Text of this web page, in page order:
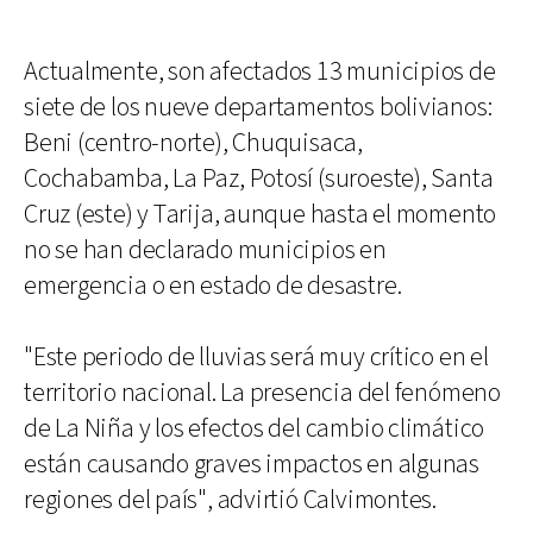
Actualmente, son afectados 13 municipios de
siete de los nueve departamentos bolivianos:
Beni (centro-norte), Chuquisaca,
Cochabamba, La Paz, Potosí (suroeste), Santa
Cruz (este) y Tarija, aunque hasta el momento
no se han declarado municipios en
emergencia o en estado de desastre.
"Este periodo de lluvias será muy crítico en el
territorio nacional. La presencia del fenómeno
de La Niña y los efectos del cambio climático
están causando graves impactos en algunas
regiones del país", advirtió Calvimontes.